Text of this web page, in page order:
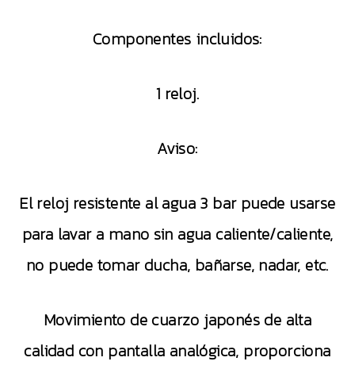
Componentes incluidos:
1 reloj.
Aviso:
El reloj resistente al agua 3 bar puede usarse
para lavar a mano sin agua caliente/caliente,
no puede tomar ducha, bañarse, nadar, etc.
Movimiento de cuarzo japonés de alta
calidad con pantalla analógica, proporciona